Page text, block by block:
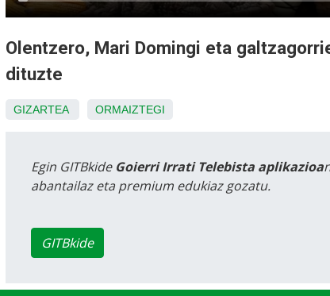
Olentzero, Mari Domingi eta
dituzte
GIZARTEA ORMAIZTEGI
Egin GITBkide Goierri Irrati Telebista aplikazioa
abantailaz eta premium edukiaz gozatu.
GITBkide